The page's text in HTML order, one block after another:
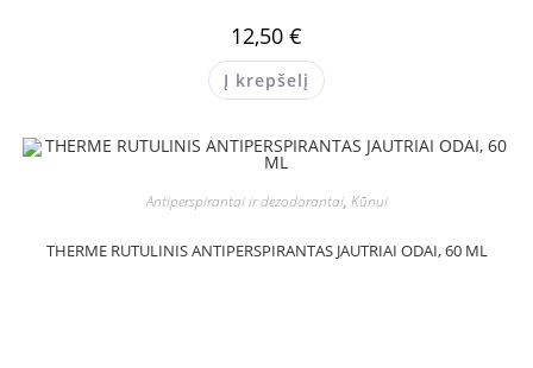
12,50 €
Į krepšelį
Antiperspirantai ir dezodorantai, Kūnui
THERME RUTULINIS ANTIPERSPIRANTAS JAUTRIAI ODAI, 60 ML